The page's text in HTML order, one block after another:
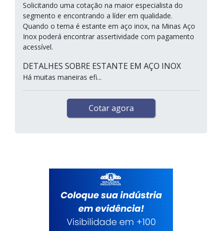
Solicitando uma cotação na maior especialista do
segmento e encontrando a líder em qualidade.
Quando o tema é estante em aço inox, na Minas Aço
Inox poderá encontrar assertividade com pagamento
acessível.
DETALHES SOBRE ESTANTE EM AÇO INOX
Há muitas maneiras efi...
Cotar agora